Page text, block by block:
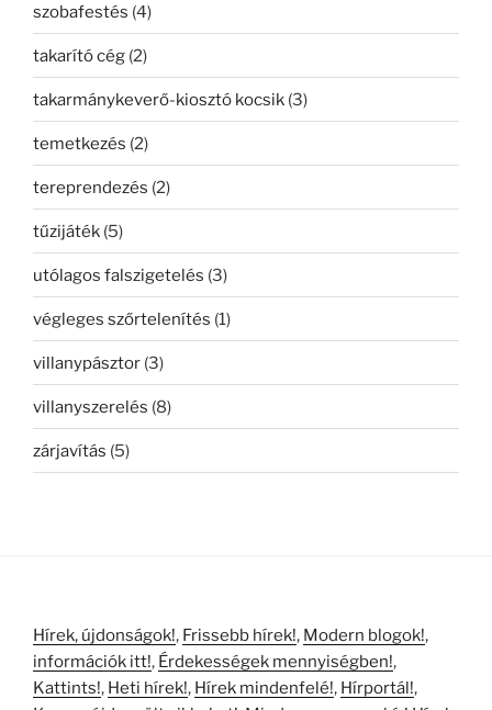
szobafestés (4)
takarító cég (2)
takarmánykeverő-kiosztó kocsik (3)
temetkezés (2)
tereprendezés (2)
tűzijáték (5)
utólagos falszigetelés (3)
végleges szőrtelenítés (1)
villanypásztor (3)
villanyszerelés (8)
zárjavítás (5)
Hírek, újdonságok!, Frissebb hírek!, Modern blogok!,
információk itt!, Érdekességek mennyiségben!,
Kattints!, Heti hírek!, Hírek mindenfelé!, Hírportál!,